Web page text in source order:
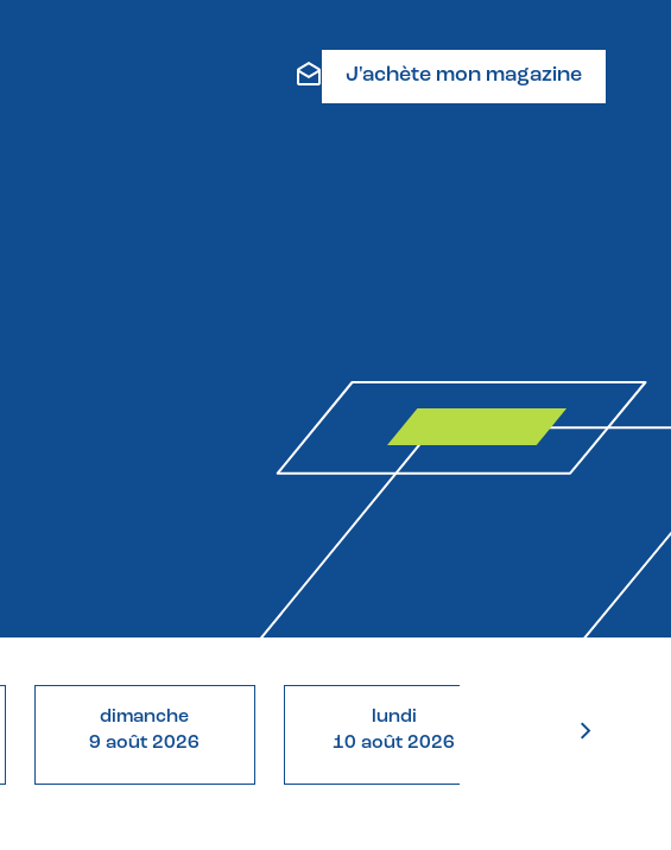
J'achète mon magazine
dimanche
9 août 2026
lundi
10 août 2026
11 août